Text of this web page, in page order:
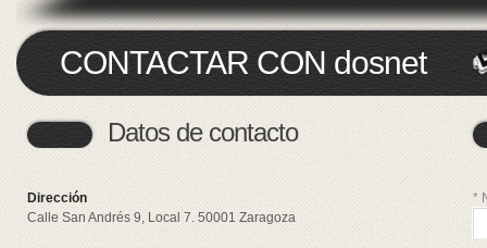
CONTACTAR CON dosnet
Datos de contacto
Dirección
Calle San Andrés 9, Local 7. 50001 Zaragoza
*